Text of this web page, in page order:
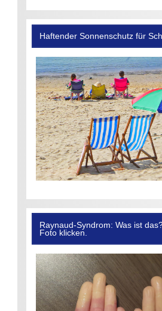
Haftender Sonnenschutz für
Raynaud-Syndrom: Was ist
Foto klicken.